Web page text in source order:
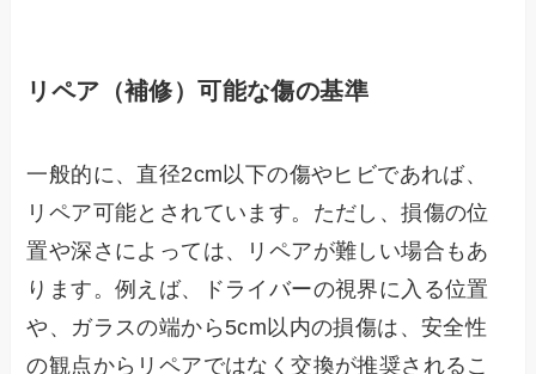
リペア（補修）可能な傷の基準
一般的に、直径2cm以下の傷やヒビであれば、
リペア可能とされています。ただし、損傷の位
置や深さによっては、リペアが難しい場合もあ
ります。例えば、ドライバーの視界に入る位置
や、ガラスの端から5cm以内の損傷は、安全性
の観点からリペアではなく交換が推奨されるこ